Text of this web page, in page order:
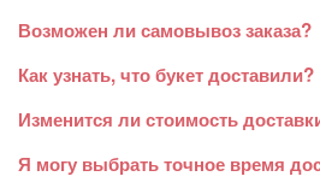
Возможен ли самовывоз заказа?
Как узнать, что букет доставили?
Изменится ли стоимость
Я могу выбрать точное время